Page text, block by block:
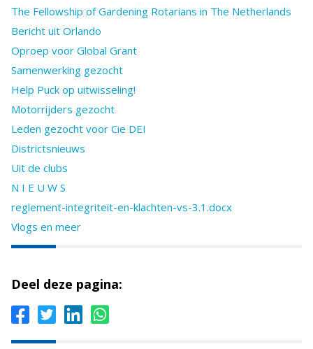
The Fellowship of Gardening Rotarians in The Netherlands
Bericht uit Orlando
Oproep voor Global Grant
Samenwerking gezocht
Help Puck op uitwisseling!
Motorrijders gezocht
Leden gezocht voor Cie DEI
Districtsnieuws
Uit de clubs
N I E U W S
reglement-integriteit-en-klachten-vs-3.1.docx
Vlogs en meer
Deel deze pagina: